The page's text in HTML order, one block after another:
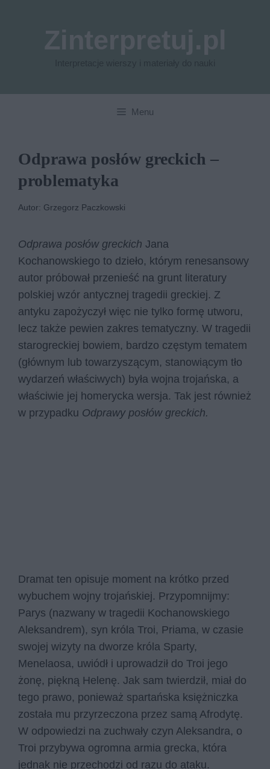
Menu
Odprawa posłów greckich –
problematyka
Autor: Grzegorz Paczkowski
Odprawa posłów greckich Jana
Kochanowskiego to dzieło, którym renesansowy
autor próbował przenieść na grunt literatury
polskiej wzór antycznej tragedii greckiej. Z
antyku zapożyczył więc nie tylko formę utworu,
lecz także pewien zakres tematyczny. W tragedii
starogreckiej bowiem, bardzo częstym tematem
(głównym lub towarzyszącym, stanowiącym tło
wydarzeń właściwych) była wojna trojańska, a
właściwie jej homerycka wersja. Tak jest również
w przypadku Odprawy posłów greckich.
Dramat ten opisuje moment na krótko przed
wybuchem wojny trojańskiej. Przypomnijmy:
Parys (nazwany w tragedii Kochanowskiego
Aleksandrem), syn króla Troi, Priama, w czasie
swojej wizyty na dworze króla Sparty,
Menelaosa, uwiódł i uprowadził do Troi jego
żonę, piękną Helenę. Jak sam twierdził, miał do
tego prawo, ponieważ spartańska księżniczka
została mu przyrzeczona przez samą Afrodytę.
W odpowiedzi na zuchwały czyn Aleksandra, o
Troi przybywa ogromna armia grecka, która
jednak nie przechodzi od razu do ataku.